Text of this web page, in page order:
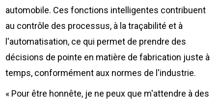
automobile. Ces fonctions intelligentes contribuent
au contrôle des processus, à la traçabilité et à
l'automatisation, ce qui permet de prendre des
décisions de pointe en matière de fabrication juste à
temps, conformément aux normes de l'industrie.
« Pour être honnête, je ne peux que m'attendre à des